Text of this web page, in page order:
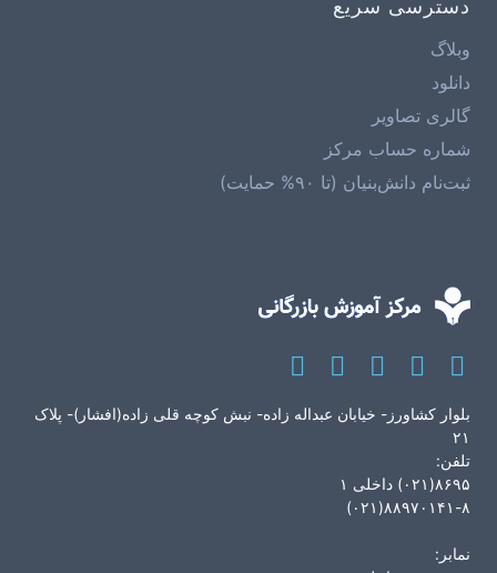
دسترسی سریع
وبلاگ
دانلود
گالری تصاویر
شماره حساب مرکز
ثبت‌نام دانش‌بنیان (تا ۹۰% حمایت)
بلوار کشاورز- خیابان عبداله زاده- نبش کوچه قلی زاده(افشار)- پلاک
۲۱
تلفن:
۸۶۹۵(۰۲۱) داخلی ۱
۸۸۹۷۰۱۴۱-۸(۰۲۱)
نمابر: